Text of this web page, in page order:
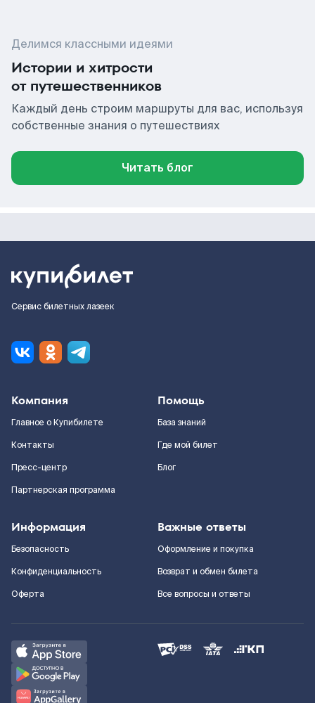
Делимся классными идеями
Истории и хитрости
от путешественников
Каждый день строим маршруты для вас, используя
собственные знания о путешествиях
Читать блог
Сервис билетных лазеек
Компания
Главное о Купибилете
Контакты
Пресс-центр
Партнерская программа
Помощь
База знаний
Где мой билет
Блог
Информация
Безопасность
Конфиденциальность
Оферта
Важные ответы
Оформление и покупка
Возврат и обмен билета
Все вопросы и ответы